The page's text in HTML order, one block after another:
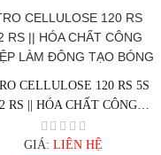
CELLULOSE 120 RS 5S
RS || HÓA CHẤT CÔNG
LÀM ĐÔNG TẠO BÓNG
GIÁ:LIÊN HỆ